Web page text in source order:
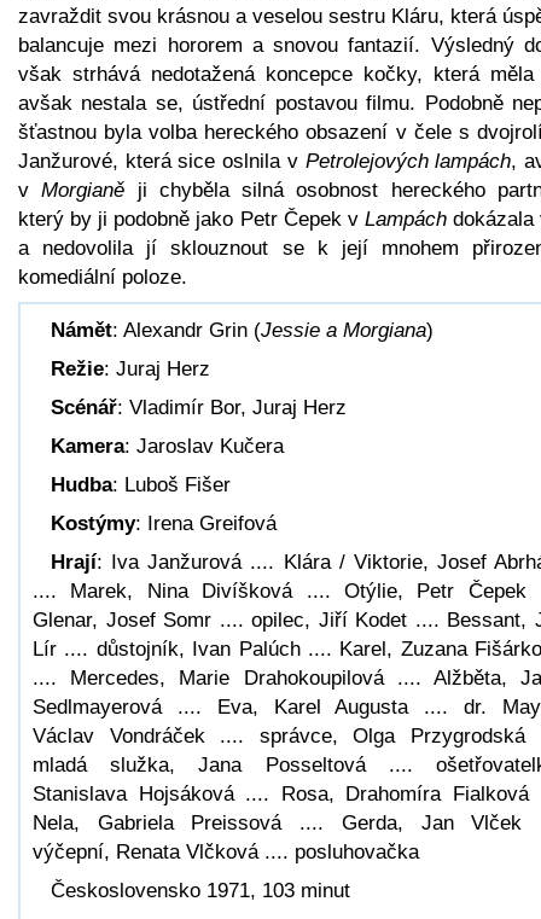
zavraždit svou krásnou a veselou sestru Kláru, která
balancuje mezi hororem a snovou fantazií. Výsledný
však strhává nedotažená koncepce kočky, která
avšak nestala se, ústřední postavou filmu. Podobně
šťastnou byla volba hereckého obsazení v čele s
Janžurové, která sice oslnila v Petrolejových lampách,
vMorgianě ji chyběla silná osobnost hereckého
který by ji podobně jako Petr Čepek v Lampáchdokázala
a nedovolila jí sklouznout se k její mnohem
komediální poloze.
Námět: Alexandr Grin (Jessie a Morgiana)
Režie: Juraj Herz
Scénář: Vladimír Bor, Juraj Herz
Kamera: Jaroslav Kučera
Hudba: Luboš Fišer
Kostýmy: Irena Greifová
Hrají: Iva Janžurová .... Klára / Viktorie, Josef
.... Marek, Nina Divíšková .... Otýlie, Petr Čepek
Glenar, Josef Somr .... opilec, Jiří Kodet .... Bessant,
Lír .... důstojník, Ivan Palúch .... Karel, Zuzana
.... Mercedes, Marie Drahokoupilová .... Alžběta,
Sedlmayerová .... Eva, Karel Augusta .... dr.
Václav Vondráček .... správce, Olga Przygrodská
mladá služka, Jana Posseltová ....
Stanislava Hojsáková .... Rosa, Drahomíra Fialková
Nela, Gabriela Preissová .... Gerda, Jan Vlček
výčepní, Renata Vlčková .... posluhovačka
Československo 1971, 103 minut